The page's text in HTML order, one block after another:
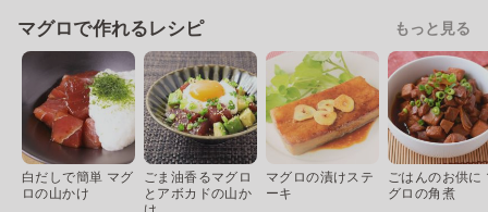
マグロで作れるレシピ もっと見る
白だしで簡単 マグ
ロの山かけ
ごま油香るマグロ
とアボカドの山か
マグロの漬けステ
ーキ
ごはんのお供に
グロの角煮